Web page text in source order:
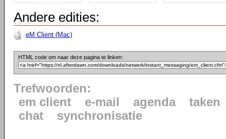
Andere edities:
eM Client (Mac)
HTML code om naar deze pagina te linken:
Trefwoorden:
em client
e-mail agenda
taken
chat
synchronisatie